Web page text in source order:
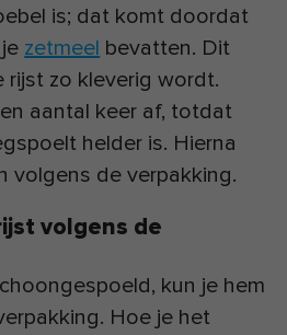
is; dat komt doordat
zetmeel bevatten. Dit
zo kleverig wordt.
aantal keer af, totdat
helder is. Hierna
volgens de verpakking.
volgens de
kun je hem
Hoe je het